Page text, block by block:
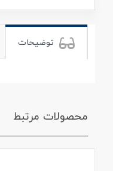
توضیحات
محصولات مرتبط